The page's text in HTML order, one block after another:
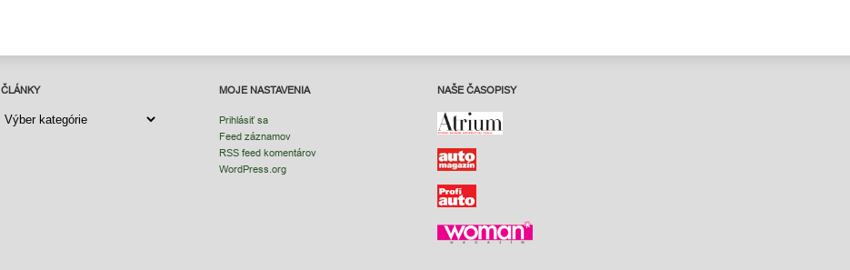
ČLÁNKY
ČLÁNKY
MOJE NASTAVENIA
Prihlásiť sa
Feed záznamov
RSS feed komentárov
WordPress.org
NAŠE ČASOPISY